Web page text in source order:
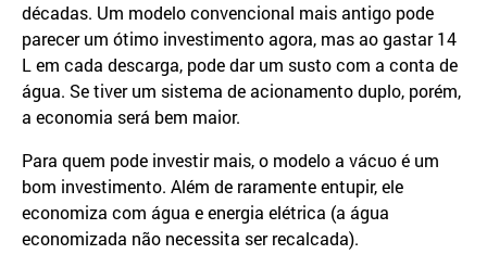
décadas. Um modelo convencional mais antigo pode
parecer um ótimo investimento agora, mas ao gastar 14
L em cada descarga, pode dar um susto com a conta de
água. Se tiver um sistema de acionamento duplo, porém,
a economia será bem maior.
Para quem pode investir mais, o modelo a vácuo é um
bom investimento. Além de raramente entupir, ele
economiza com água e energia elétrica (a água
economizada não necessita ser recalcada).